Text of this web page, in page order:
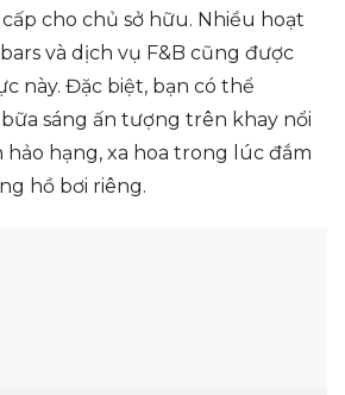
cho chủ sở hữu. Nhiều hoạt
và dịch vụ F&B cũng được
này. Đặc biệt, bạn có thể
sáng ấn tượng trên khay nổi
hạng, xa hoa trong lúc đắm
hồ bơi riêng.